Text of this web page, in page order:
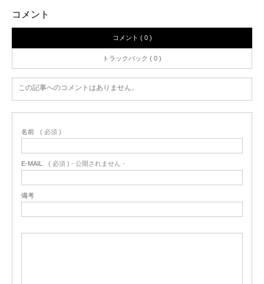
コメント
コメント ( 0 )
トラックバック ( 0 )
この記事へのコメントはありません。
名前 ( 必須 )
E-MAIL ( 必須 ) - 公開されません -
備考